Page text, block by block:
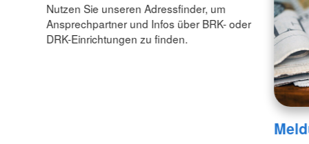
Nutzen Sie unseren Adressfinder, um
Ansprechpartner und Infos über BRK- oder
DRK-Einrichtungen zu finden.